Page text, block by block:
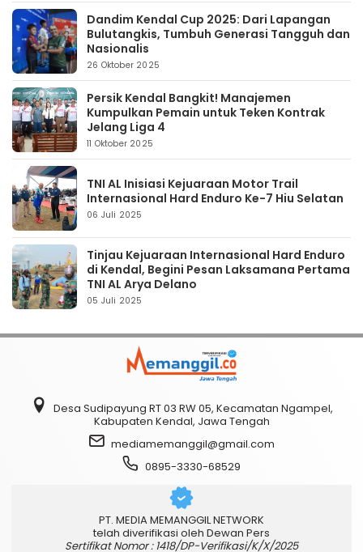
Dandim Kendal Cup 2025: Dari Lapangan
Bulutangkis, Tumbuh Generasi Tangguh dan
Nasionalis
26 Oktober 2025
Persik Kendal Bangkit! Manajemen
Kumpulkan Pemain untuk Teken Kontrak
Jelang Liga 4
11 Oktober 2025
TNI AL Inisiasi Kejuaraan Motor Trail
Internasional Hard Enduro Ke-7 Hiu Selatan
06 Juli 2025
Tinjau Kejuaraan Internasional Hard Enduro
di Kendal, Begini Pesan Laksamana Pertama
TNI AL Arya Delano
05 Juli 2025
Desa Sudipayung RT 03 RW 05, Kecamatan Ngampel,
Kabupaten Kendal, Jawa Tengah
mediamemanggil@gmail.com
0895-3330-68529
PT. MEDIA MEMANGGIL NETWORK
telah diverifikasi oleh Dewan Pers
Sertifikat Nomor : 1418/DP-Verifikasi/K/X/2025